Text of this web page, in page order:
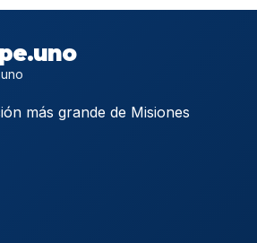
más grande de Misiones